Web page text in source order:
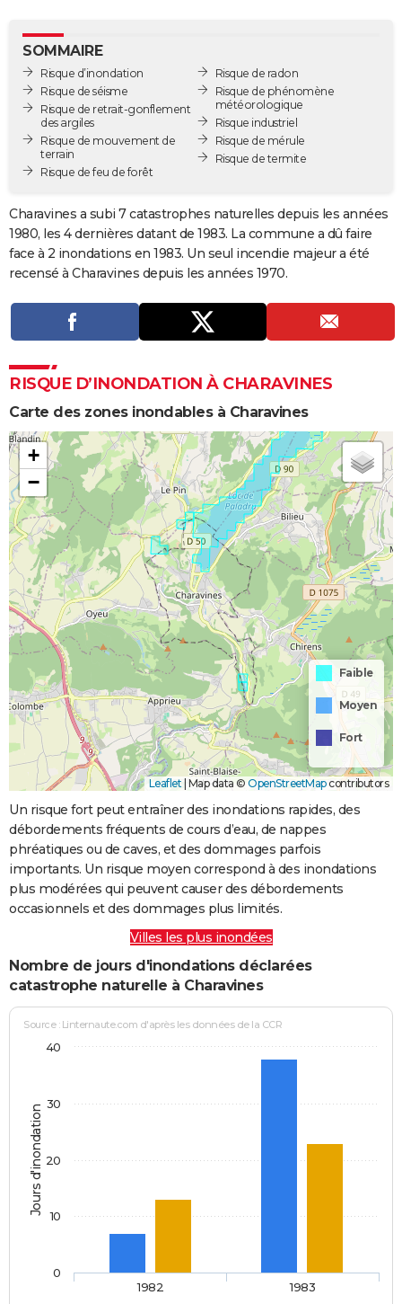
GUIDES D'ACHAT
BONS PLANS
CARTE DE VOEUX
Carte de Noël
Carte Bonne année
Carte Saint-Valentin
Carte Pâques
Carte d'anniversaire
DICTIONNAIRE
COPAINS D'AVANT
S'inscrire
Se connecter
Lycées
Collèges
Primaires
Universités
Entreprises
Service militaire
Avis de recherche
AVIS DE DÉCÈS
Bricolage
Lifestyle
Culture
Sport
Auto
Television
Voyage
Cinema
SOMMAIRE
Risque d’inondation
Risque de séisme
Risque de retrait-gonflement
des argiles
Risque de mouvement de
terrain
Risque de feu de forêt
Risque de radon
Risque de phénomène
météorologique
Risque industriel
Risque de mérule
Risque de termite
Charavines a subi 7 catastrophes naturelles depuis les années
1980, les 4 dernières datant de 1983. La commune a dû faire
face à 2 inondations en 1983. Un seul incendie majeur a été
recensé à Charavines depuis les années 1970.
RISQUE D’INONDATION À CHARAVINES
Carte des zones inondables à Charavines
+
−
Faible
Moyen
Fort
Leaflet | Map data © OpenStreetMapcontributors
Un risque fort peut entraîner des inondations rapides, des
débordements fréquents de cours d’eau, de nappes
phréatiques ou de caves, et des dommages parfois
importants. Un risque moyen correspond à des inondations
plus modérées qui peuvent causer des débordements
occasionnels et des dommages plus limités.
Villes les plus inondées
Nombre de jours d'inondations déclarées
catastrophe naturelle à Charavines
Jours d'inondation
Source : Linternaute.com d'après les données de la CCR
1982 1983
0
10
20
30
40